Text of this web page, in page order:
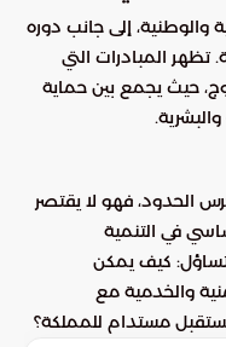
والوطنية، إلى جانب دوره
تظهر المبادرات التي
حيث يجمع بين حماية
الحدود، فهو لا يقتصر
في التنمية
كيف يمكن
والخدمية مع
مستقبل مستدام للمملكة؟